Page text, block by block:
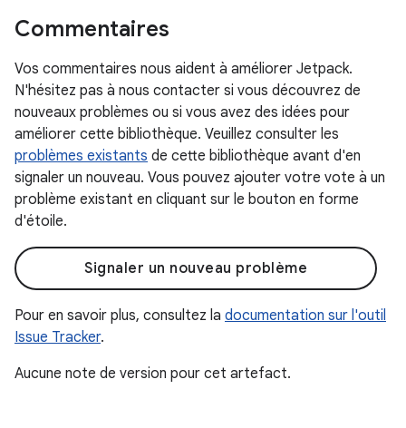
Commentaires
Vos commentaires nous aident à améliorer Jetpack.
N'hésitez pas à nous contacter si vous découvrez de
nouveaux problèmes ou si vous avez des idées pour
améliorer cette bibliothèque. Veuillez consulter les
problèmes existants de cette bibliothèque avant d'en
signaler un nouveau. Vous pouvez ajouter votre vote à un
problème existant en cliquant sur le bouton en forme
d'étoile.
Signaler un nouveau problème
Pour en savoir plus, consultez la documentation sur l'outil
Issue Tracker.
Aucune note de version pour cet artefact.